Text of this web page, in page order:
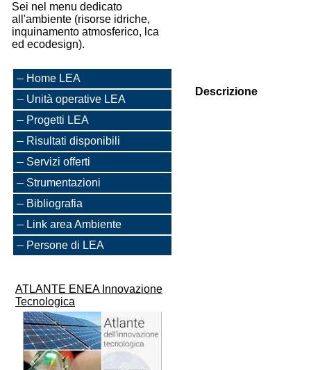
Sei nel menu dedicato
all'ambiente (risorse idriche,
inquinamento atmosferico, lca
ed ecodesign).
Home LEA
Unità operative LEA
Progetti LEA
Risultati disponibili
Servizi offerti
Strumentazioni
Bibliografia
Link area Ambiente
Persone di LEA
ATLANTE ENEA Innovazione
Tecnologica
Descrizione